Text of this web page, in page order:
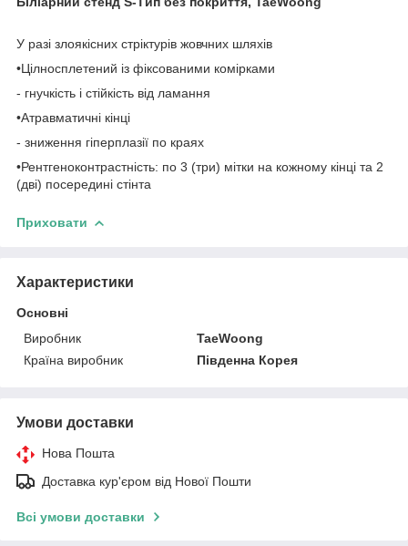
У разі злоякісних стріктурів жовчних шляхів
•Цілносплетений із фіксованими комірками
- гнучкість і стійкість від ламання
•Атравматичні кінці
- зниження гіперплазії по краях
•Рентгеноконтрастність: по 3 (три) мітки на кожному кінці та 2
(дві) посередині стінта
Приховати
Характеристики
Основні
Виробник
TaeWoong
Країна виробник
Південна Корея
Умови доставки
Нова Пошта
Доставка кур'єром від Нової Пошти
Всі умови доставки